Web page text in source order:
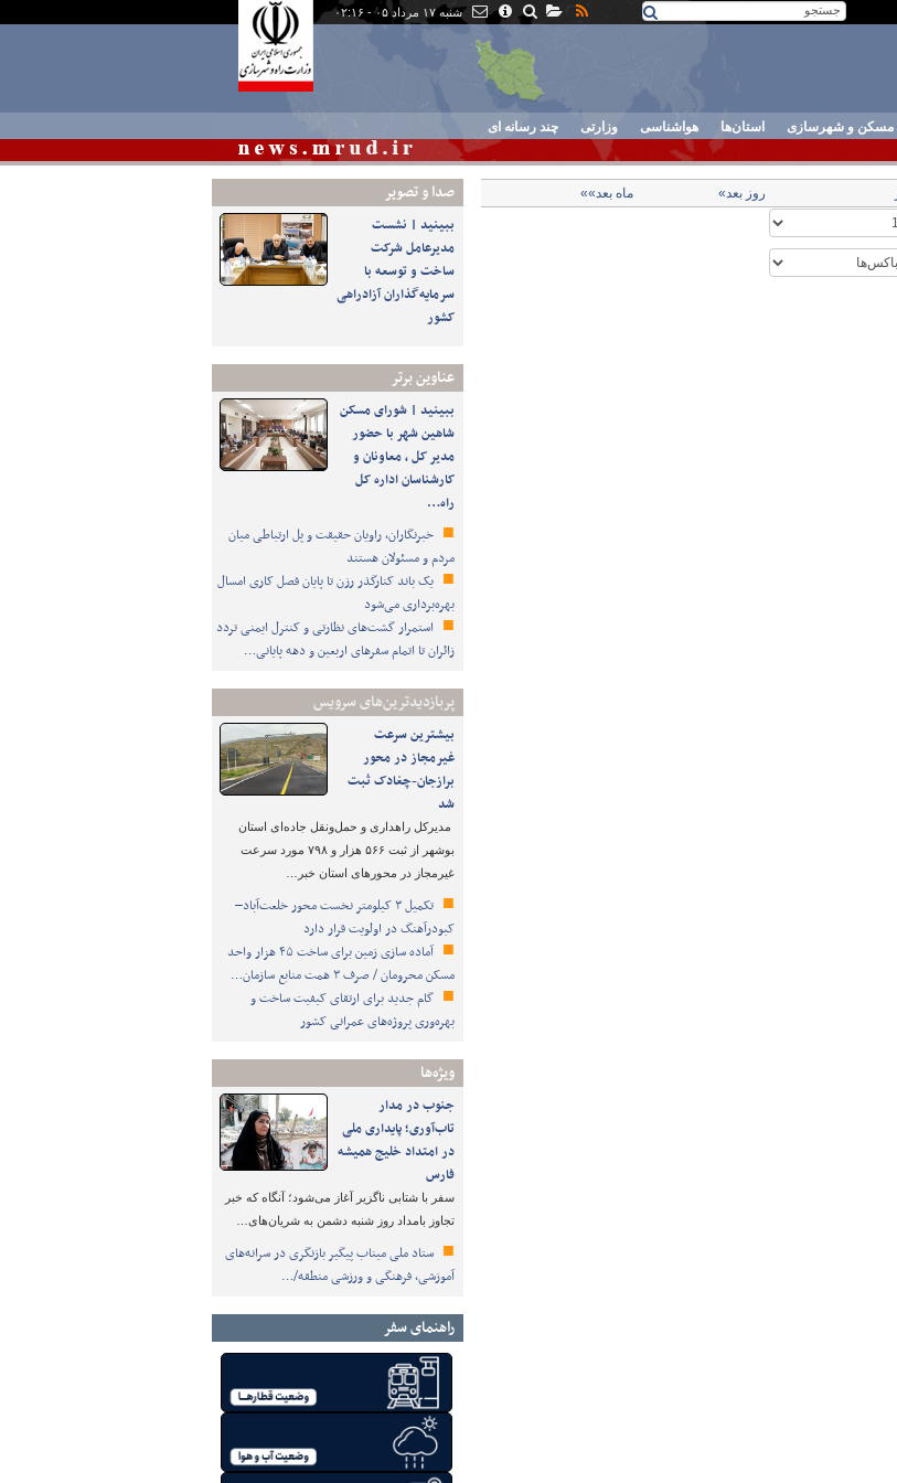
شنبه ۱۷ مرداد ۰۵ - ۰۲:۱۶
مسکن و شهرسازی استان‌ها هواشناسی وزارتی چند رسانه ای
صدا و تصوير
ببینید | نشست
مدیرعامل شرکت
ساخت و توسعه با
سرمایه‌گذاران آزادراهی
کشور
عناوین برتر
ببینید | شورای مسکن
شاهین شهر با حضور
مدیر کل ، معاونان و
کارشناسان اداره کل
راه…
خبرنگاران، راویان حقیقت و پل ارتباطی میان
مردم و مسئولان هستند
یک باند کنارگذر رزن تا پایان فصل کاری امسال
بهره‌برداری می‌شود
استمرار گشت‌های نظارتی و کنترل ایمنی تردد
زائران تا اتمام سفرهای اربعین و دهه پایانی…
پربازدیدترین‌های سرویس
بیشترین سرعت
غیرمجاز در محور
برازجان-چغادک ثبت
شد
مدیرکل راهداری و حمل‌ونقل جاده‌ای استان
بوشهر از ثبت ۵۶۶ هزار و ۷۹۸ مورد سرعت
غیرمجاز در محورهای استان خبر…
تکمیل ۳ کیلومتر نخست محور خلعت‌آباد–
کبودرآهنگ در اولویت قرار دارد
آماده سازی زمین برای ساخت ۴۵ هزار واحد
مسکن محرومان / صرف ۳ همت منابع سازمان…
گام جدید برای ارتقای کیفیت ساخت و
بهره‌وری پروژه‌های عمرانی کشور
ویژه‌ها
جنوب در مدار
تاب‌آوری؛ پایداری ملی
در امتداد خلیج همیشه
فارس
سفر با شتابی ناگزیر آغاز می‌شود؛ آنگاه که خبر
تجاوز بامداد روز شنبه دشمن به شریان‌های…
ستاد ملی میناب پیگیر بازنگری در سرانه‌های
آموزشی، فرهنگی و ورزشی منطقه/…
راهنمای سفر
روز بعد» ماه بعد»»